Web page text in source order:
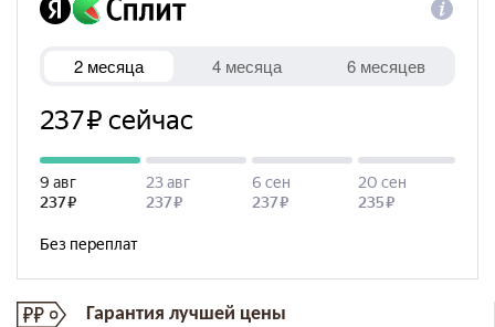
Гарантия лучшей цены